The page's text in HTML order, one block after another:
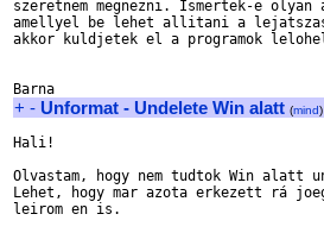
szeretnem megnezni. Ismertek-e
amellyel be lehet allitani a lejatszasi
akkor kuldjetek el a programok
+ - Unformat - Undelete Win alatt (mind)
Hali!
Olvastam, hogy nem tudtok Win alatt
Lehet, hogy mar azota erkezett rá
leirom en is.